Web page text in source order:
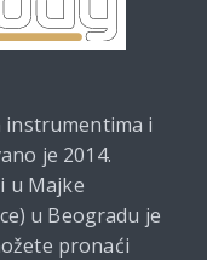
instrumentima i
je 2014.
u Majke
u Beogradu je
pronaći